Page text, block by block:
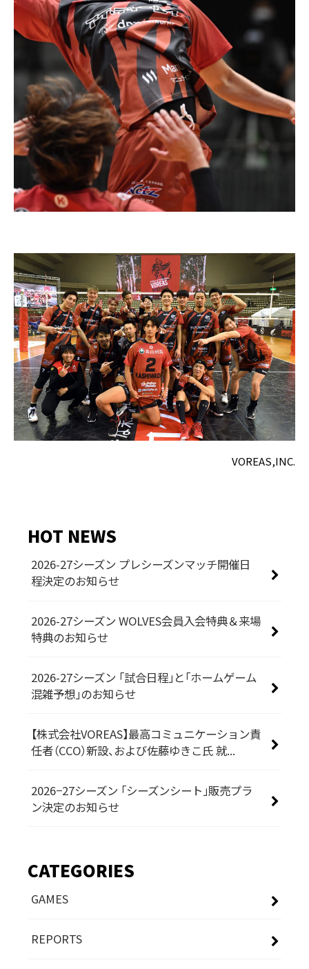
VOREAS,INC.
HOT NEWS
2026-27シーズン プレシーズンマッチ開催日
程決定のお知らせ
2026-27シーズン WOLVES会員入会特典＆来場
特典のお知らせ
2026-27シーズン 「試合日程」と「ホームゲーム
混雑予想」のお知らせ
【株式会社VOREAS】最高コミュニケーション責
任者（CCO）新設、および佐藤ゆきこ氏 就...
2026−27シーズン 「シーズンシート」販売プラ
ン決定のお知らせ
CATEGORIES
GAMES
REPORTS